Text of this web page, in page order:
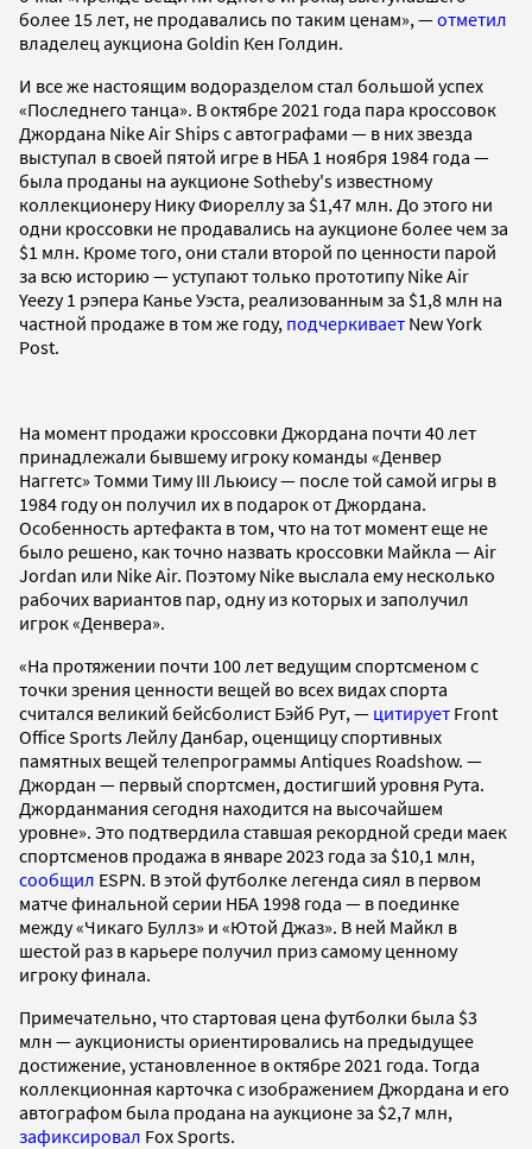
более 15 лет, не продавались по таким ценам», —отметил
владелец аукциона Goldin Кен Голдин.
И все же настоящим водоразделом стал большой успех
«Последнего танца». В октябре 2021 года пара кроссовок
Джордана Nike Air Ships с автографами — в них звезда
выступал в своей пятой игре в НБА 1 ноября 1984 года —
была проданы на аукционе Sotheby's известному
коллекционеру Нику Фиореллу за $1,47 млн. До этого ни
одни кроссовки не продавались на аукционе более чем за
$1 млн. Кроме того, они стали второй по ценности парой
за всю историю — уступают только прототипу Nike Air
Yeezy 1 рэпера Канье Уэста, реализованным за $1,8 млн на
частной продаже в том же году, подчеркивает New York
Post.
На момент продажи кроссовки Джордана почти 40 лет
принадлежали бывшему игроку команды «Денвер
Наггетс» Томми Тиму III Льюису — после той самой игры в
1984 году он получил их в подарок от Джордана.
Особенность артефакта в том, что на тот момент еще не
было решено, как точно назвать кроссовки Майкла — Air
Jordan или Nike Air. Поэтому Nike выслала ему несколько
рабочих вариантов пар, одну из которых и заполучил
игрок «Денвера».
«На протяжении почти 100 лет ведущим спортсменом с
точки зрения ценности вещей во всех видах спорта
считался великий бейсболист Бэйб Рут, — цитирует Front
Office Sports Лейлу Данбар, оценщицу спортивных
памятных вещей телепрограммы Antiques Roadshow. —
Джордан — первый спортсмен, достигший уровня Рута.
Джорданмания сегодня находится на высочайшем
уровне». Это подтвердила ставшая рекордной среди маек
спортсменов продажа в январе 2023 года за $10,1 млн,
сообщил ESPN. В этой футболке легенда сиял в первом
матче финальной серии НБА 1998 года — в поединке
между «Чикаго Буллз» и «Ютой Джаз». В ней Майкл в
шестой раз в карьере получил приз самому ценному
игроку финала.
Примечательно, что стартовая цена футболки была $3
млн — аукционисты ориентировались на предыдущее
достижение, установленное в октябре 2021 года. Тогда
коллекционная карточка с изображением Джордана и его
автографом была продана на аукционе за $2,7 млн,
зафиксировал Fox Sports.